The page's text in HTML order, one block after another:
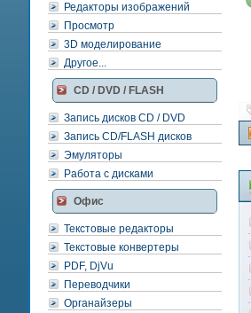
Редакторы изображений
Просмотр
3D моделирование
Другое...
CD / DVD / FLASH
Запись дисков CD / DVD
Запись CD/FLASH дисков
Эмуляторы
Работа с дисками
Офис
Текстовые редакторы
Текстовые конвертеры
PDF, DjVu
Переводчики
Органайзеры